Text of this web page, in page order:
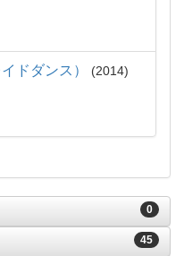
ドダンス）
2014
0
45